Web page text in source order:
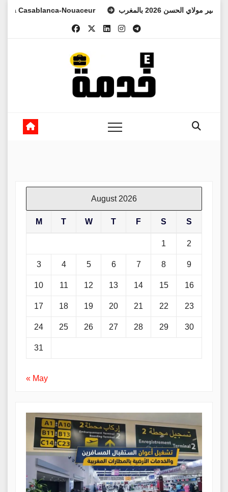
Nouaceur الأمير مولاي الحسن 2026 بالمغرب
August 2026
M T W T F S S
1 2
3 4 5 6 7 8 9
10 11 12 13 14 15 16
17 18 19 20 21 22 23
24 25 26 27 28 29 30
31
« May